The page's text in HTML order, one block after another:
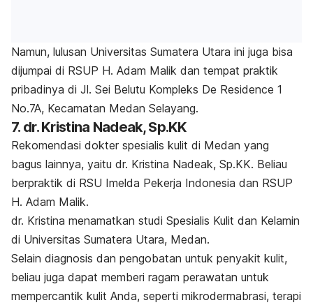
Namun, lulusan Universitas Sumatera Utara ini juga bisa
dijumpai di RSUP H. Adam Malik dan tempat praktik
pribadinya di Jl. Sei Belutu Kompleks De Residence 1
No.7A, Kecamatan Medan Selayang.
7. dr. Kristina Nadeak, Sp.KK
Rekomendasi dokter spesialis kulit di Medan yang
bagus lainnya, yaitu dr. Kristina Nadeak, Sp.KK. Beliau
berpraktik di RSU Imelda Pekerja Indonesia dan RSUP
H. Adam Malik.
dr. Kristina menamatkan studi Spesialis Kulit dan Kelamin
di Universitas Sumatera Utara, Medan.
Selain diagnosis dan pengobatan untuk penyakit kulit,
beliau juga dapat memberi ragam perawatan untuk
mempercantik kulit Anda, seperti mikrodermabrasi, terapi